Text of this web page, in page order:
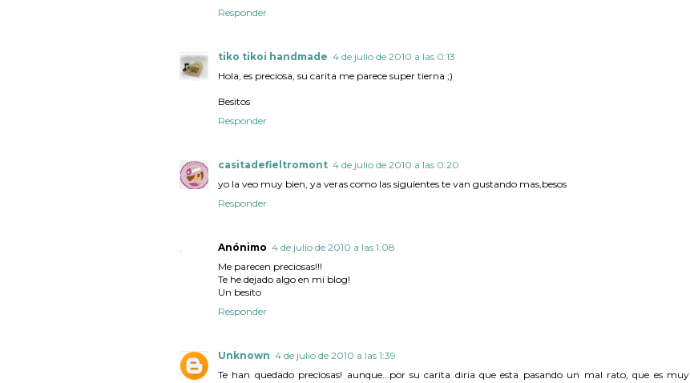
Responder
tiko tikoi handmade 4 de julio de 2010 a las 0:13
Hola, es preciosa, su carita me parece super tierna ;)
Besitos
Responder
casitadefieltromont 4 de julio de 2010 a las 0:20
yo la veo muy bien, ya veras como las siguientes te van gustando mas,besos
Responder
Anónimo 4 de julio de 2010 a las 1:08
Me parecen preciosas!!!
Te he dejado algo en mi blog!
Un besito
Responder
Unknown 4 de julio de 2010 a las 1:39
Te han quedado preciosas! aunque...por su carita diria que esta pasando un mal rato, que es muy